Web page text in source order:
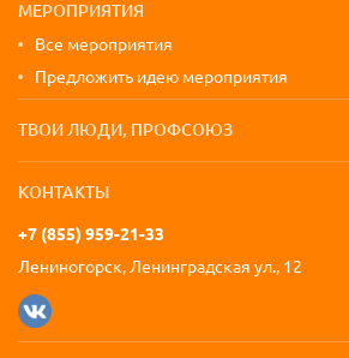
МЕРОПРИЯТИЯ
Все мероприятия
Предложить идею мероприятия
ТВОИ ЛЮДИ, ПРОФСОЮЗ
КОНТАКТЫ
+7 (855) 959-21-33
Лениногорск, Ленинградская ул., 12